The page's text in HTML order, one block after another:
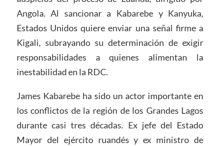
Angola. Al sancionar a Kabarebe y Kanyuka,
Estados Unidos quiere enviar una señal firme a
Kigali, subrayando su determinación de exigir
responsabilidades a quienes alimentan la
inestabilidad en la RDC.
James Kabarebe ha sido un actor importante en
los conflictos de la región de los Grandes Lagos
durante casi tres décadas. Ex jefe del Estado
Mayor del ejército ruandés y ex ministro de